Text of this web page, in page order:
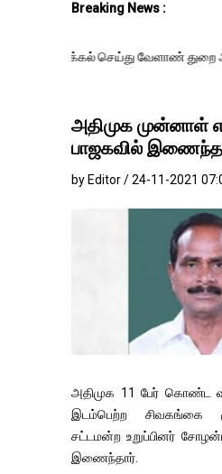
Breaking News :
செய்து வேளாண் துறை அமைச்சர்
அதிமுக முன்னாள்
பாஜகவில்
by Editor / 24-11-2021
அதிமுக 11 பேர் கொண்ட
இடம்பெற்ற சிவகங்கை
சட்டமன்ற உறுப்பினர்
இணைந்தார்.